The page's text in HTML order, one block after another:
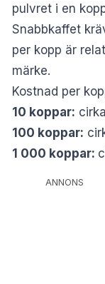
pulvret i en
Snabbkaffet
per kopp är
märke.
Kostnad per
10 koppar:
100 koppar:
1 000 koppar:
ANNONS